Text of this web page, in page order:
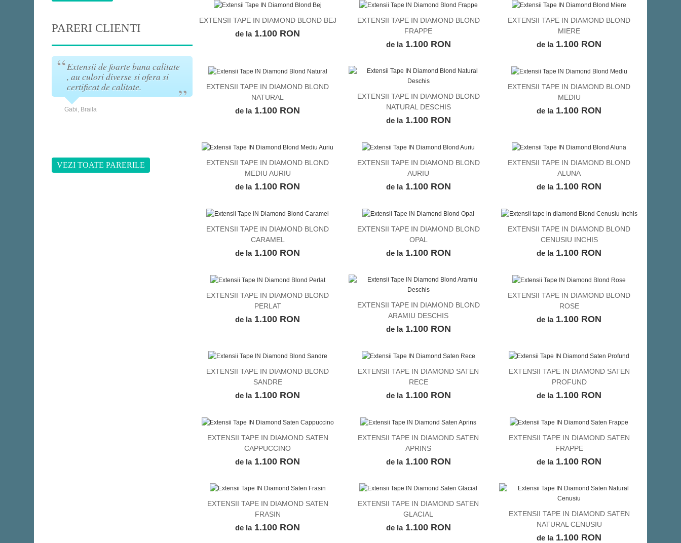
PARERI CLIENTI
Extensii de foarte buna calitate
, au culori diverse si ofera si
certificat de calitate.
Gabi, Braila
Eu am cumparat de la aceasta
firma in urma cu 2 saptamani.
Port tresa zi de zi si arata
super! Recomand!
Eu mi-am cumparat extensii si
nu mi s-a potrivit culoarea. Le-
am schimbat cu altele in
culoarea potrivita si fetele au
fost foarte dragute. Chiar mi-au
oferit sfaturi pe facebook!
Am apelat la acest site pentru
a-mi achizitiona o coada. O am
acum si sunt foarte incantata de
calitatea ei, o intretin cum mi s-
a transmis si nu s-a deteriorat
deloc, chiar daca am tot coafat-
Diana, Cluj
VEZI TOATE PARERILE
VEZI DETALII
EXTENSII TAPE IN DIAMOND BLOND BEJ
de la1.100 RON
VEZI DETALII
EXTENSII TAPE IN DIAMOND BLOND
FRAPPE
de la1.100 RON
VEZI DETALII
EXTENSII TAPE IN DIAMOND BLOND
MIERE
de la1.100 RON
VEZI DETALII
EXTENSII TAPE IN DIAMOND BLOND
NATURAL
de la1.100 RON
VEZI DETALII
EXTENSII TAPE IN DIAMOND BLOND
NATURAL DESCHIS
de la1.100 RON
VEZI DETALII
EXTENSII TAPE IN DIAMOND BLOND
MEDIU
de la1.100 RON
VEZI DETALII
EXTENSII TAPE IN DIAMOND BLOND
MEDIU AURIU
de la1.100 RON
VEZI DETALII
EXTENSII TAPE IN DIAMOND BLOND
AURIU
de la1.100 RON
VEZI DETALII
EXTENSII TAPE IN DIAMOND BLOND
ALUNA
de la1.100 RON
VEZI DETALII
EXTENSII TAPE IN DIAMOND BLOND
CARAMEL
de la1.100 RON
VEZI DETALII
EXTENSII TAPE IN DIAMOND BLOND
OPAL
de la1.100 RON
VEZI DETALII
EXTENSII TAPE IN DIAMOND BLOND
CENUSIU INCHIS
de la1.100 RON
VEZI DETALII
EXTENSII TAPE IN DIAMOND BLOND
PERLAT
de la1.100 RON
VEZI DETALII
EXTENSII TAPE IN DIAMOND BLOND
ARAMIU DESCHIS
de la1.100 RON
VEZI DETALII
EXTENSII TAPE IN DIAMOND BLOND
ROSE
de la1.100 RON
VEZI DETALII
EXTENSII TAPE IN DIAMOND BLOND
SANDRE
de la1.100 RON
VEZI DETALII
EXTENSII TAPE IN DIAMOND SATEN
RECE
de la1.100 RON
VEZI DETALII
EXTENSII TAPE IN DIAMOND SATEN
PROFUND
de la1.100 RON
VEZI DETALII
EXTENSII TAPE IN DIAMOND SATEN
CAPPUCCINO
de la1.100 RON
VEZI DETALII
EXTENSII TAPE IN DIAMOND SATEN
APRINS
de la1.100 RON
VEZI DETALII
EXTENSII TAPE IN DIAMOND SATEN
FRAPPE
de la1.100 RON
VEZI DETALII
EXTENSII TAPE IN DIAMOND SATEN
FRASIN
de la1.100 RON
VEZI DETALII
EXTENSII TAPE IN DIAMOND SATEN
GLACIAL
de la1.100 RON
VEZI DETALII
EXTENSII TAPE IN DIAMOND SATEN
NATURAL CENUSIU
de la1.100 RON